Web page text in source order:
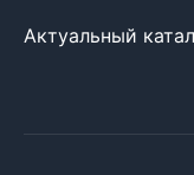
Актуальный